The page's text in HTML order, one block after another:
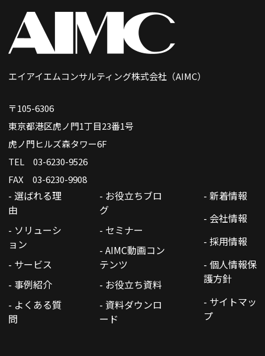
エイアイエムコンサルティング株式会社（AIMC）
〒105-6306
東京都港区虎ノ門1丁目23番1号
虎ノ門ヒルズ森タワー6F
TEL 03-6230-9526
FAX 03-6230-9908
- 選ばれる理
由
- ソリューシ
ョン
- サービス
- 事例紹介
- よくある質
問
- お役立ちブロ
グ
- セミナー
- AIMC動画コン
テンツ
- お役立ち資料
- 資料ダウンロ
ード
- 新着情報
- 会社情報
- 採用情報
- 個人情報保
護方針
- サイトマッ
プ